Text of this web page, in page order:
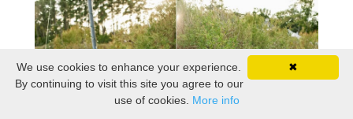
✖
We use cookies to enhance your experience.
By continuing to visit this site you agree to our
use of cookies. More info